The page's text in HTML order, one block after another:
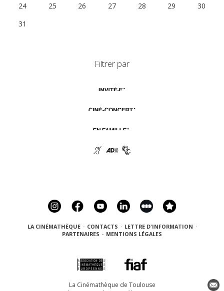
24
25 26 27 28 29
30
31
Filtrer par
LA CINÉMATHÈQUE · CONTACTS · LETTRE D'INFORMATION ·
PARTENAIRES · MENTIONS LÉGALES
La Cinémathèque de Toulouse